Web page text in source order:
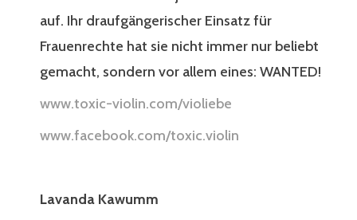
auf. Ihr draufgängerischer Einsatz für
Frauenrechte hat sie nicht immer nur beliebt
gemacht, sondern vor allem eines: WANTED!
www.toxic-violin.com/violiebe
www.facebook.com/toxic.violin
Lavanda Kawumm